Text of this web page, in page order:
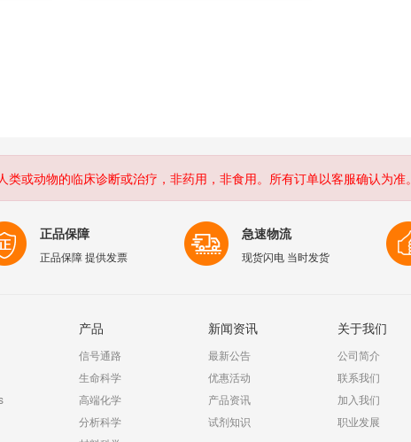
或动物的临床诊断或治疗，非药用，非食用。所有订单以客服确认为准。
正品保障
正品保障 提供发票
急速物流
现货闪电 当时发货
产品
信号通路
生命科学
高端化学
分析科学
新闻资讯
最新公告
优惠活动
产品资讯
试剂知识
关于我们
公司简介
联系我们
加入我们
职业发展